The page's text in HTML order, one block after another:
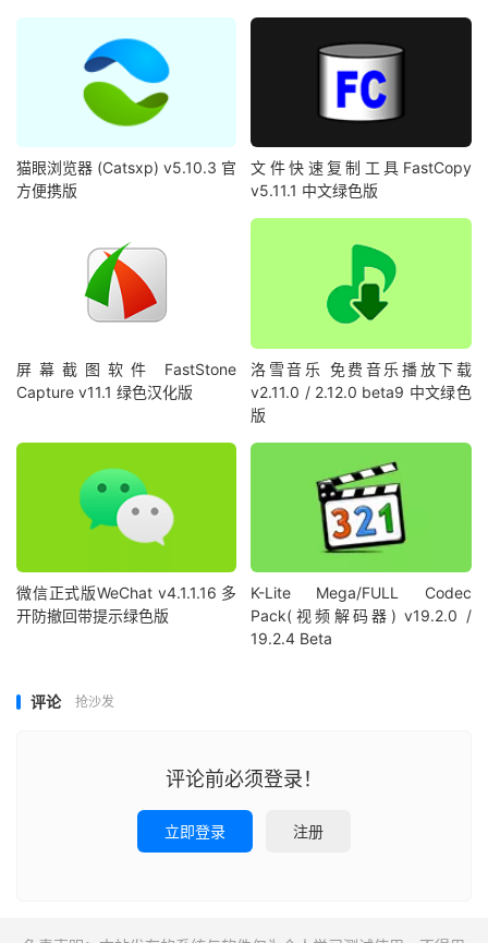
猫眼浏览器 (Catsxp) v5.10.3 官
方便携版
文件快速复制工具FastCopy
v5.11.1 中文绿色版
屏幕截图软件 FastStone
Capture v11.1 绿色汉化版
洛雪音乐 免费音乐播放下载
v2.11.0 / 2.12.0 beta9 中文绿色
版
微信正式版WeChat v4.1.1.16 多
开防撤回带提示绿色版
K-Lite Mega/FULL Codec
Pack(视频解码器) v19.2.0 /
19.2.4 Beta
评论 抢沙发
评论前必须登录！
立即登录 注册